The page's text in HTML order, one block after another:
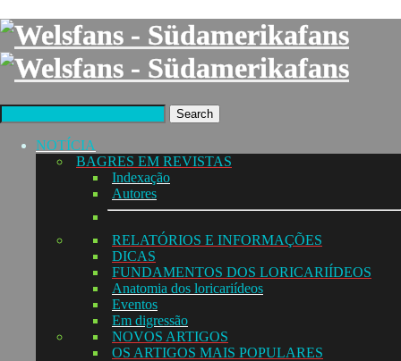
Search
NOTÍCIA
BAGRES EM REVISTAS
Indexação
Autores
RELATÓRIOS E INFORMAÇÕES
DICAS
FUNDAMENTOS DOS LORICARIÍDEOS
Anatomia dos loricariídeos
Eventos
Em digressão
NOVOS ARTIGOS
OS ARTIGOS MAIS POPULARES